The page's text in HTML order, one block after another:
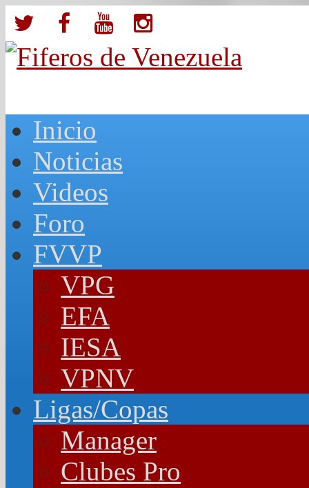
Inicio
Noticias
Videos
Foro
FVVP
VPG
EFA
IESA
VPNV
Ligas/Copas
Manager
Clubes Pro